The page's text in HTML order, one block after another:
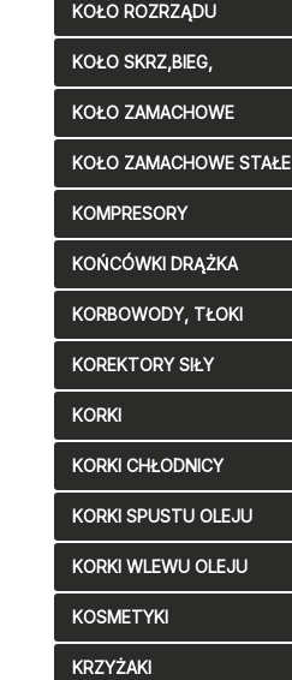
KOŁO ROZRZĄDU
KOŁO SKRZ,BIEG,
KOŁO ZAMACHOWE
KOŁO ZAMACHOWE STAŁE
KOMPRESORY
KOŃCÓWKI DRĄŻKA
KORBOWODY, TŁOKI
KOREKTORY SIŁY
KORKI
KORKI CHŁODNICY
KORKI SPUSTU OLEJU
KORKI WLEWU OLEJU
KOSMETYKI
KRZYŻAKI